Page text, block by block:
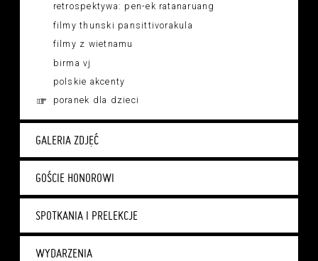
retrospektywa: pen-ek ratanaruang
filmy thunski pansittivorakula
filmy z wietnamu
birma vj
polskie akcenty
poranek dla dzieci
GALERIA ZDJĘĆ
GOŚCIE HONOROWI
SPOTKANIA I PRELEKCJE
WYDARZENIA